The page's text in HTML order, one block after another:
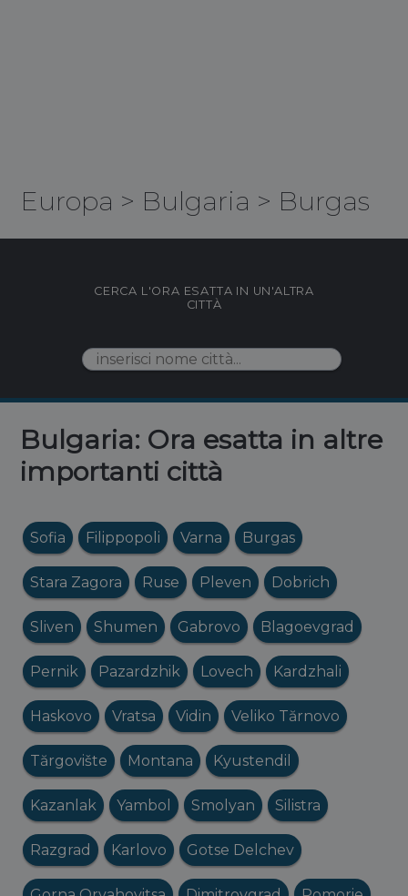
Europa > Bulgaria > Burgas
CERCA L'ORA ESATTA IN UN'ALTRA
CITTÀ
Bulgaria: Ora esatta in altre
importanti città
Sofia Filippopoli Varna Burgas
Stara Zagora Ruse Pleven Dobrich
Sliven Shumen Gabrovo Blagoevgrad
Pernik Pazardzhik Lovech Kardzhali
Haskovo Vratsa Vidin Veliko Tărnovo
Tărgovište Montana Kyustendil
Kazanlak Yambol Smolyan Silistra
Razgrad Karlovo Gotse Delchev